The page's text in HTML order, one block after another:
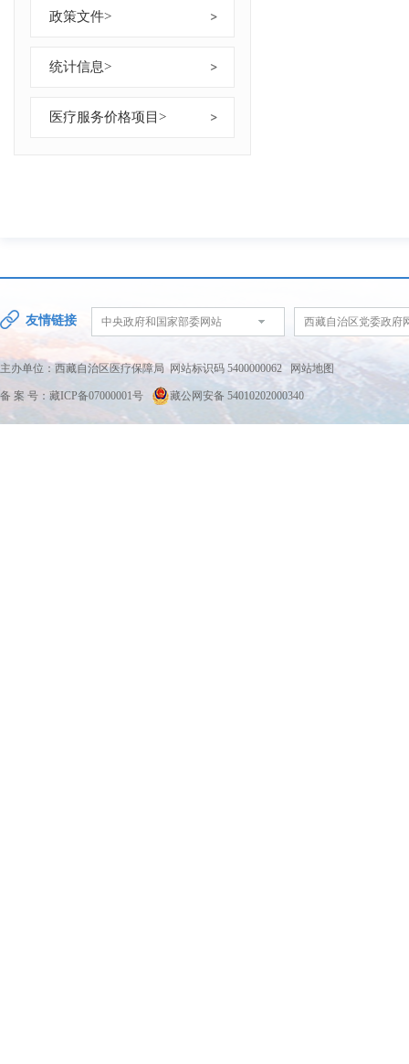
政策文件>
统计信息>
医疗服务价格项目 >
友情链接 中央政府和国家部委网站 西藏自治区党委政府
主办单位：西藏自治区医疗保障局 网站标识码 5400000062 网站地图
备 案 号：藏ICP备07000001号 藏公网安备 54010202000340